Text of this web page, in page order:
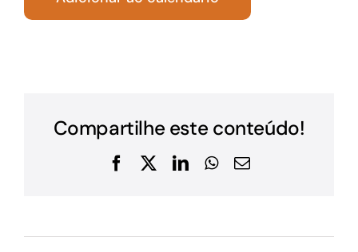
Compartilhe este conteúdo!
Facebook
X LinkedInWhatsApp
E-